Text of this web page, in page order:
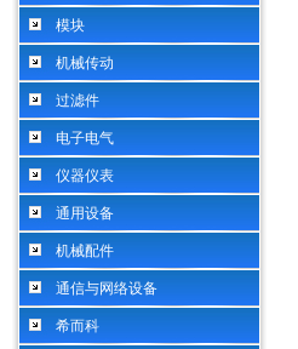
模块
机械传动
过滤件
电子电气
仪器仪表
通用设备
机械配件
通信与网络设备
希而科